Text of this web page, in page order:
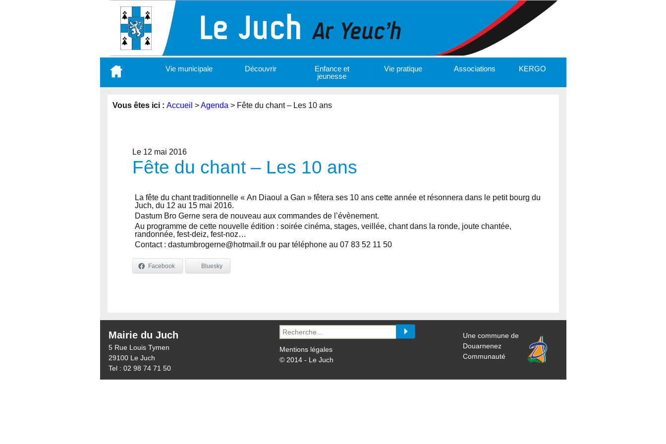
contenu
Vie municipale Découvrir
Enfance et
jeunesse
Vie pratique Associations KERGO
Vous êtes ici : Accueil >Agenda > Fête du chant – Les 10 ans
Le 12 mai 2016
Fête du chant – Les 10 ans
La fête du chant traditionnelle « An Diaoul a Gan » fêtera ses 10 ans cette année et résonnera dans le petit bourg du
Juch, du 12 au 15 mai 2016.
Dastum Bro Gerne sera de nouveau aux commandes de l’évènement.
Au programme de cette nouvelle édition : soirée cinéma, stages, veillée, chant dans la ronde, joute chantée,
randonnée, fest-deiz, fest-noz…
Contact : dastumbrogerne@hotmail.fr ou par téléphone au 07 83 52 11 50
Facebook Bluesky
Mairie du Juch
5 Rue Louis Tymen
29100 Le Juch
Tel : 02 98 74 71 50
Recherche
pour :
Mentions légales
© 2014 - Le Juch
Une commune de
Douarnenez
Communauté